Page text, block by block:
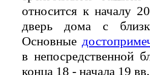
относится к началу
дверь дома с
Основные
в непосредственной
конца 18 - начала 19